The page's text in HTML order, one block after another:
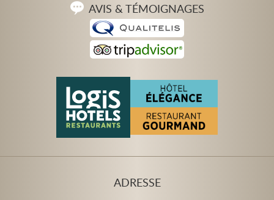
AVIS & TÉMOIGNAGES
ADRESSE